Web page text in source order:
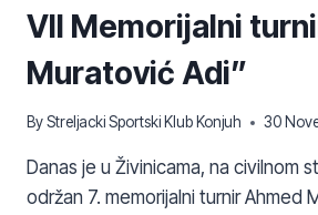
VII Memorijalni
Muratović Adi”
ByStreljacki Sportski Klub Konjuh 30
Danas je u Živinicama, na civilnom
održan 7. memorijalni turnir Ahmed